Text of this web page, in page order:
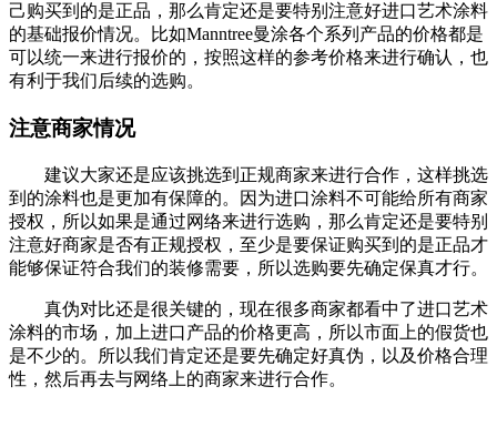
己购买到的是正品，那么肯定还是要特别注意好进口艺术涂料
的基础报价情况。比如Manntree曼涂各个系列产品的价格都是
可以统一来进行报价的，按照这样的参考价格来进行确认，也
有利于我们后续的选购。
注意商家情况
建议大家还是应该挑选到正规商家来进行合作，这样挑选
到的涂料也是更加有保障的。因为进口涂料不可能给所有商家
授权，所以如果是通过网络来进行选购，那么肯定还是要特别
注意好商家是否有正规授权，至少是要保证购买到的是正品才
能够保证符合我们的装修需要，所以选购要先确定保真才行。
真伪对比还是很关键的，现在很多商家都看中了进口艺术
涂料的市场，加上进口产品的价格更高，所以市面上的假货也
是不少的。所以我们肯定还是要先确定好真伪，以及价格合理
性，然后再去与网络上的商家来进行合作。